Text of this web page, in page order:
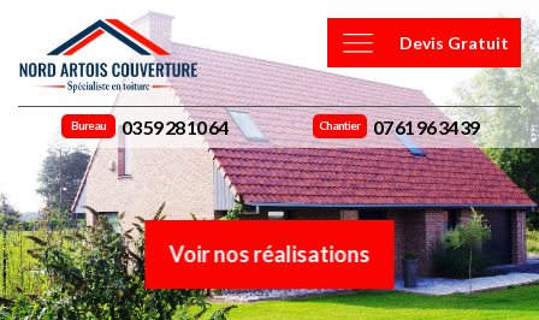
Devis Gratuit
Bureau 03 59 28 10 64 Chantier 07 61 96 34 39
Voir nos réalisations